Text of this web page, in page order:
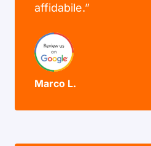
affidabile.”
Marco L.